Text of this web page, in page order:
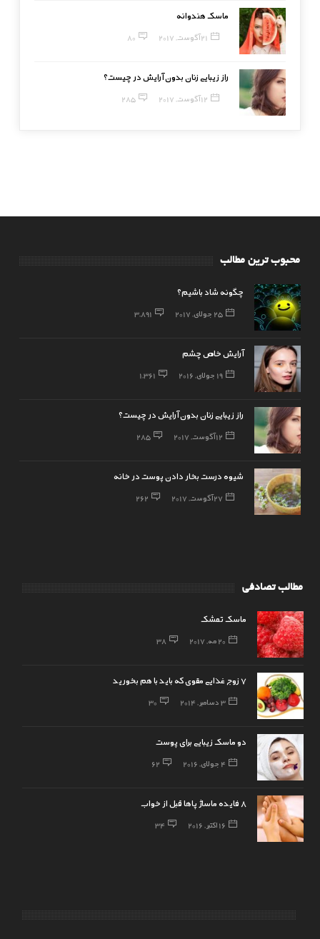
ماسک هندوانه
21 آگوست, 2017 80
راز زیبایی زنان بدون آرایش در چیست؟
12 آگوست, 2017 285
محبوب ترین مطالب
چگونه شاد باشیم؟
25 جولای, 2017 3,891
آرایش خاص چشم
19 جولای, 2016 1,361
راز زیبایی زنان بدون آرایش در چیست؟
12 آگوست, 2017 285
شیوه درست بخار دادن پوست در خانه
27 آگوست, 2017 262
مطالب تصادفی
ماسک تمشک
20 مه, 2017 38
7 زوج غذایی مقوی که باید با هم بخورید
3 دسامبر, 2014 30
دو ماسک زیبایی برای پوست
4 جولای, 2016 62
8 فایده ماساژ پاها قبل از خواب
16 اکتبر, 2016 34